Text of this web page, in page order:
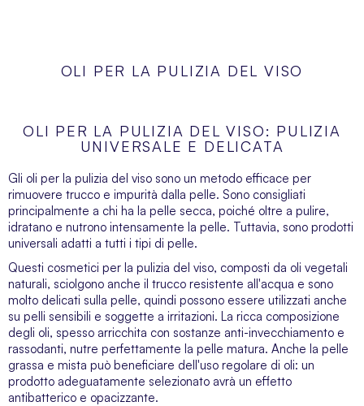
OLI PER LA PULIZIA DEL VISO
OLI PER LA PULIZIA DEL VISO: PULIZIA
UNIVERSALE E DELICATA
Gli oli per la pulizia del viso sono un metodo efficace per
rimuovere trucco e impurità dalla pelle. Sono consigliati
principalmente a chi ha la pelle secca, poiché oltre a pulire,
idratano e nutrono intensamente la pelle. Tuttavia, sono prodotti
universali adatti a tutti i tipi di pelle.
Questi cosmetici per la pulizia del viso, composti da oli vegetali
naturali, sciolgono anche il trucco resistente all'acqua e sono
molto delicati sulla pelle, quindi possono essere utilizzati anche
su pelli sensibili e soggette a irritazioni. La ricca composizione
degli oli, spesso arricchita con sostanze anti-invecchiamento e
rassodanti, nutre perfettamente la pelle matura. Anche la pelle
grassa e mista può beneficiare dell'uso regolare di oli: un
prodotto adeguatamente selezionato avrà un effetto
antibatterico e opacizzante.